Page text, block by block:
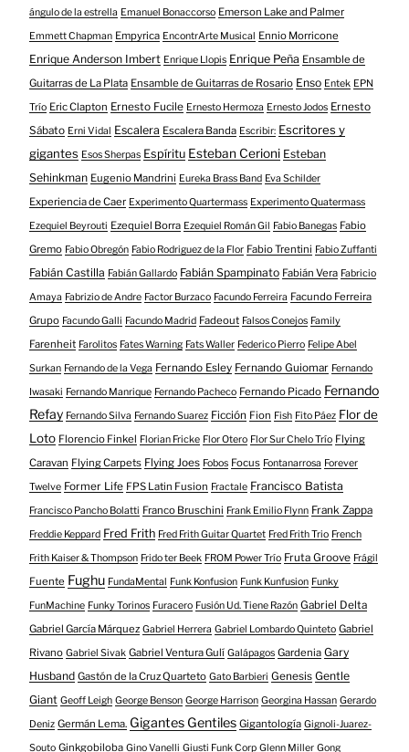
ángulo de la estrella Emanuel Bonaccorso Emerson Lake and Palmer
Emmett Chapman Empyrica EncontrArte Musical Ennio Morricone
Enrique Anderson Imbert Enrique Llopis Enrique Peña Ensamble de
Guitarras de La Plata Ensamble de Guitarras de Rosario Enso Entek EPN
Trío Eric Clapton Ernesto Fucile Ernesto Hermoza Ernesto Jodos Ernesto
Sábato Erni Vidal Escalera Escalera Banda Escribir: Escritores y
gigantes Esos Sherpas Espíritu Esteban Cerioni Esteban
Sehinkman Eugenio Mandrini Eureka Brass Band Eva Schilder
Experiencia de Caer Experimento Quartermass Experimento Quatermass
Ezequiel Beyrouti Ezequiel Borra Ezequiel Román Gil Fabio Banegas Fabio
Gremo Fabio Obregón Fabio Rodriguez de la Flor Fabio Trentini Fabio Zuffanti
Fabián Castilla Fabián Gallardo Fabián Spampinato Fabián Vera Fabricio
Amaya Fabrizio de Andre Factor Burzaco Facundo Ferreira Facundo Ferreira
Grupo Facundo Galli Facundo Madrid Fadeout Falsos Conejos Family
Farenheit Farolitos Fates Warning Fats Waller Federico Pierro Felipe Abel
Surkan Fernando de la Vega Fernando Esley Fernando Guiomar Fernando
Iwasaki Fernando Manrique Fernando Pacheco Fernando Picado Fernando
Refay Fernando Silva Fernando Suarez Ficción Fion Fish Fito Páez Flor de
Loto Florencio Finkel Florian Fricke Flor Otero Flor Sur Chelo Trío Flying
Caravan Flying Carpets Flying Joes Fobos Focus Fontanarrosa Forever
Twelve Former Life FPS Latin Fusion Fractale Francisco Batista
Francisco Pancho Bolatti Franco Bruschini Frank Emilio Flynn Frank Zappa
Freddie Keppard Fred Frith Fred Frith Guitar Quartet Fred Frith Trio French
Frith Kaiser & Thompson Frido ter Beek FROM Power Trío Fruta Groove Frágil
Fuente Fughu FundaMental Funk Konfusion Funk Kunfusion Funky
FunMachine Funky Torinos Furacero Fusión Ud. Tiene Razón Gabriel Delta
Gabriel García Márquez Gabriel Herrera Gabriel Lombardo Quinteto Gabriel
Rivano Gabriel Sivak Gabriel Ventura Gulí Galápagos Gardenia Gary
Husband Gastón de la Cruz Quarteto Gato Barbieri Genesis Gentle
Giant Geoff Leigh George Benson George Harrison Georgina Hassan Gerardo
Deniz Germán Lema. Gigantes Gentiles Gigantología Gignoli-Juarez-
Souto Ginkgobiloba Gino Vanelli Giusti Funk Corp Glenn Miller Gong